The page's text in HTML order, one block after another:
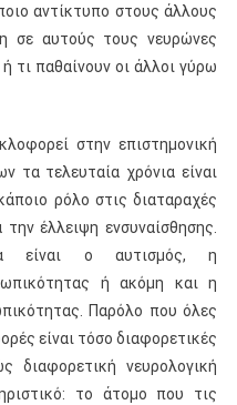
αντίκτυπο στους άλλους
σε αυτούς τους νευρώνες
τι παθαίνουν οι άλλοι γύρω
στην επιστημονική
τα τελευταία χρόνια είναι
ρόλο στις διαταραχές
έλλειψη ενσυναίσθησης.
είναι ο αυτισμός, η
ή ακόμη και η
Παρόλο που όλες
είναι τόσο διαφορετικές
διαφορετική νευρολογική
το άτομο που τις